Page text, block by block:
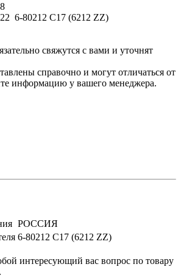
6-80212 С17 (6212 ZZ)
свяжутся с вами и уточнят
справочно и могут отличаться от
информацию у вашего менеджера.
РОССИЯ
6-80212 С17 (6212 ZZ)
интересующий вас вопрос по товару